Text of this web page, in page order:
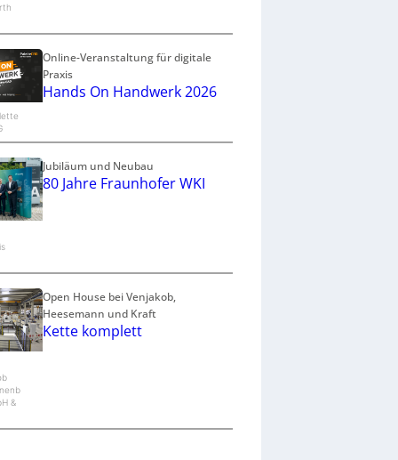
Online-Veranstaltung für digitale
Praxis
Hands On Handwerk 2026
Jubiläum und Neubau
80 Jahre Fraunhofer WKI
&
Open House bei Venjakob,
Heesemann und Kraft
Kette komplett